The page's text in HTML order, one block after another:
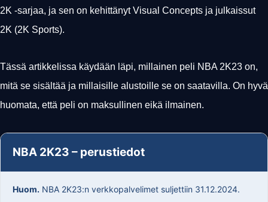
2K -sarjaa, ja sen on kehittänyt Visual Concepts ja julkaissut
2K (2K Sports).
Tässä artikkelissa käydään läpi, millainen peli NBA 2K23 on,
mitä se sisältää ja millaisille alustoille se on saatavilla. On hyvä
huomata, että peli on maksullinen eikä ilmainen.
NBA 2K23 – perustiedot
Huom. NBA 2K23:n verkkopalvelimet suljettiin 31.12.2024.